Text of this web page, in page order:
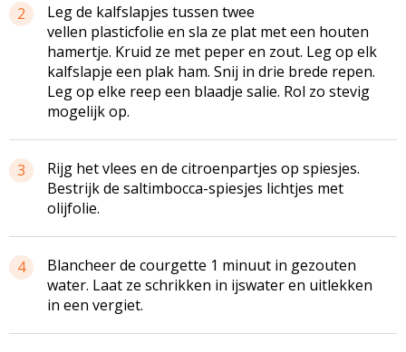
2
Leg de kalfslapjes tussen twee
vellen plasticfolie en sla ze plat met een houten
hamertje. Kruid ze met peper en zout. Leg op elk
kalfslapje een plak ham. Snij in drie brede repen.
Leg op elke reep een blaadje salie. Rol zo stevig
mogelijk op.
3
Rijg het vlees en de citroenpartjes op spiesjes.
Bestrijk de saltimbocca-spiesjes lichtjes met
olijfolie.
4
Blancheer de courgette 1 minuut in gezouten
water. Laat ze schrikken in ijswater en uitlekken
in een vergiet.